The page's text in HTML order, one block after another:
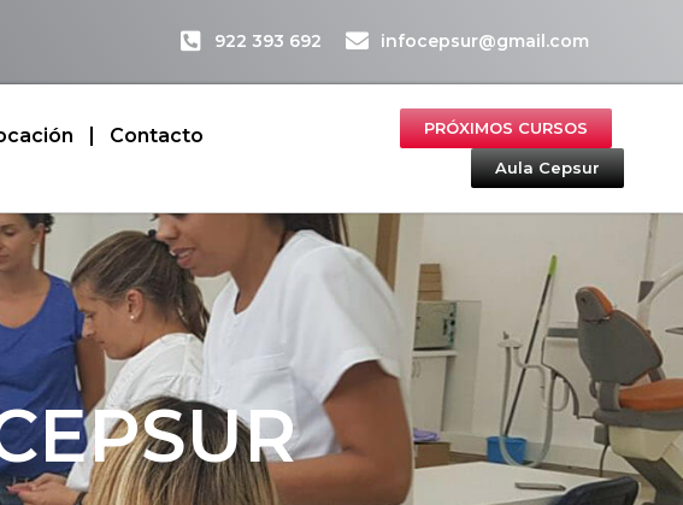
922 393 692 infocepsur@gmail.com
Contacto PRÓXIMOS CURSOS
Aula Cepsur